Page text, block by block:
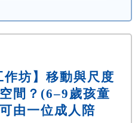
坊】移動與尺度
間？(6–9歲孩童
由一位成人陪